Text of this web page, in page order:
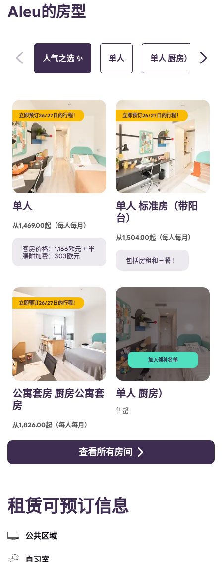
Aleu的房型
人气之选 ✨ 单人 单人 厨房）
立即预订26/27日的行程！
单人
从1,469.00起（每人每月）
客房价格：1,166欧元 + 半
膳附加费：303欧元
立即预订26/27日的行程！
单人 标准房（带阳
台）
从1,504.00起（每人每月）
包括房租和三餐 ！
立即预订26/27日的行程！
公寓套房 厨房公寓套
房
从1,826.00起（每人每月）
加入候补名单
单人 厨房）
售罄
查看所有房间
租赁可预订信息
公共区域
自习室